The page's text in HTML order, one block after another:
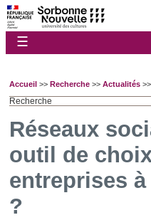
☰
Accueil >> Recherche >> Actualités >>
Recherche
Réseaux
outil de
entreprises
?